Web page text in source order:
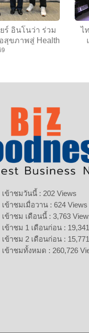
ร์ อินโนว่า ร่วม
สุขภาพสู่ Health
แห่งอนาคต
ไ
เข้าชมวันนี้ : 202 Views
เข้าชมเมื่อวาน : 624 Views
เข้าชม เดือนนี้ : 3,763
เข้าชม 1 เดือนก่อน :
เข้าชม 2 เดือนก่อน :
เข้าชมทั้งหมด : 260,726